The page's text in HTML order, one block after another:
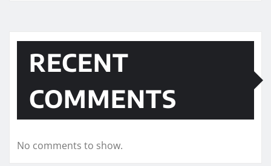
RECENT
COMMENTS
No comments to show.